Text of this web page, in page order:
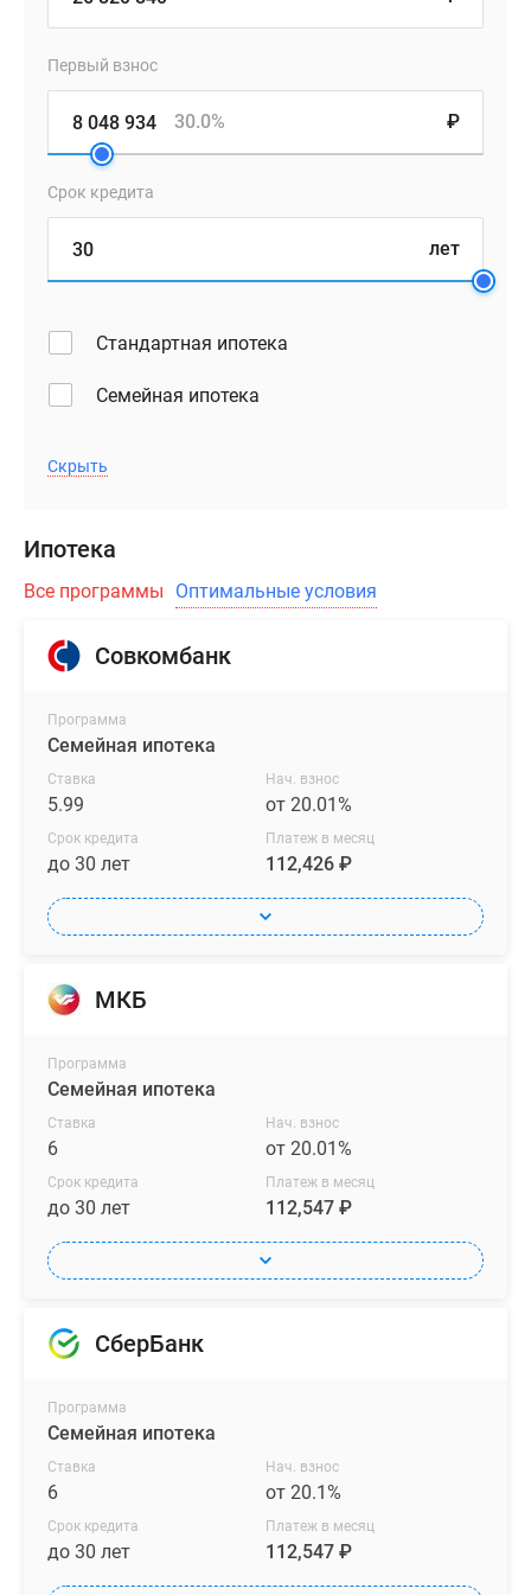
Первый взнос
₽
30.0%
Срок кредита
лет
Стандартная ипотека
Семейная ипотека
Скрыть
Ипотека
Все программы Оптимальные условия
Совкомбанк
Программа
Семейная ипотека
Ставка
5.99
Нач. взнос
от 20.01%
Срок кредита
до 30 лет
Платеж в месяц
112,426 ₽
МКБ
Программа
Семейная ипотека
Ставка
6
Нач. взнос
от 20.01%
Срок кредита
до 30 лет
Платеж в месяц
112,547 ₽
СберБанк
Программа
Семейная ипотека
Ставка
6
Нач. взнос
от 20.1%
Срок кредита
до 30 лет
Платеж в месяц
112,547 ₽